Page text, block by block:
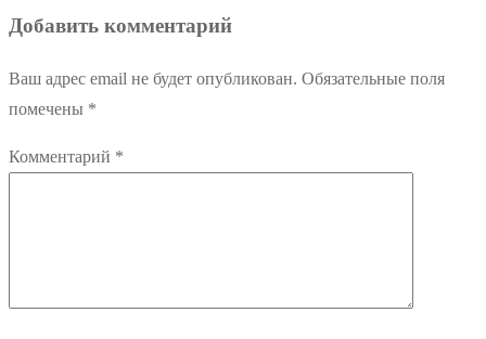
Добавить комментарий
Ваш адрес email не будет опубликован. Обязательные поля
помечены *
Комментарий *